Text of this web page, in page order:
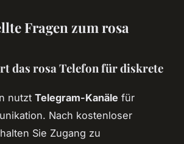
Fragen zum rosa
das rosa Telefon für diskrete
nutzt Telegram-Kanäle für
Nach kostenloser
Sie Zugang zu